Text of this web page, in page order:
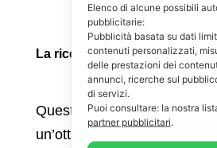
La ricetta dell’insalata di
Questa ricetta di insalata di
un’ottima scelta per chi
Elenco di alcune possibili
pubblicitarie:
Pubblicità basata su dati
contenuti personalizzati,
delle prestazioni dei
annunci, ricerche sul
di servizi.
Puoi consultare: la nostra
partner pubblicitari.